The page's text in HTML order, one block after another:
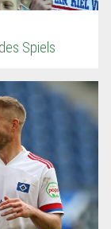
Spiels